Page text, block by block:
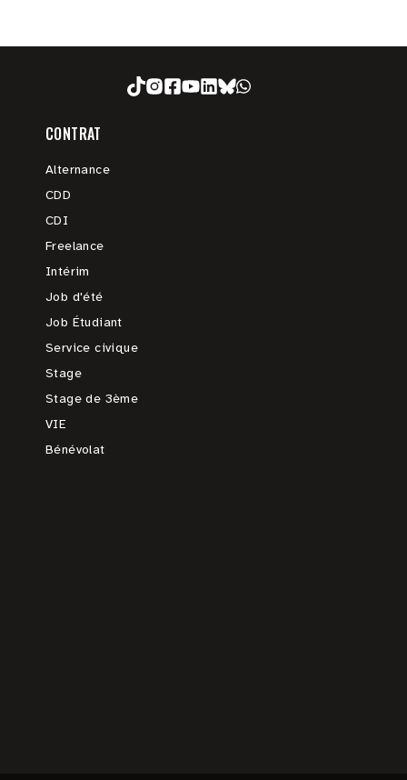
CONTRAT
Alternance
CDD
CDI
Freelance
Intérim
Job d'été
Job Étudiant
Service civique
Stage
Stage de 3ème
VIE
Bénévolat